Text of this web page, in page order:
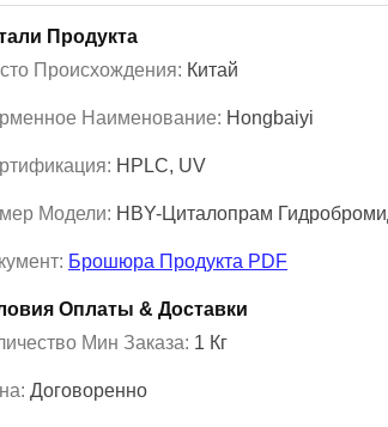
Продукта
Происхождения: Китай
Наименование: Hongbaiyi
HPLC, UV
Модели: HBY-Циталопрам
Брошюра Продукта PDF
Оплаты & Доставки
Мин Заказа: 1 Кг
Договоренно